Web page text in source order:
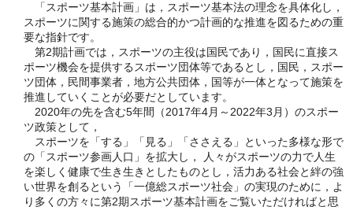
「スポーツ基本計画」は，スポーツ基本法の理念を具体化し，
スポーツに関する施策の総合的かつ計画的な推進を図るための重
要な指針です。
第2期計画では，スポーツの主役は国民であり，国民に直接ス
ポーツ機会を提供するスポーツ団体等であるとし，国民，スポー
ツ団体，民間事業者，地方公共団体，国等が一体となって施策を
推進していくことが必要だとしています。
2020年の先を含む5年間（2017年4月～2022年3月）のスポー
ツ政策として，
スポーツを「する」「見る」「ささえる」といった多様な形で
の「スポーツ参画人口」を拡大し， 人々がスポーツの力で人生
を楽しく健康で生き生きとしたものとし，活力ある社会と絆の強
い世界を創るという「一億総スポーツ社会」の実現のために，よ
り多くの方々に第2期スポーツ基本計画をご覧いただければと思